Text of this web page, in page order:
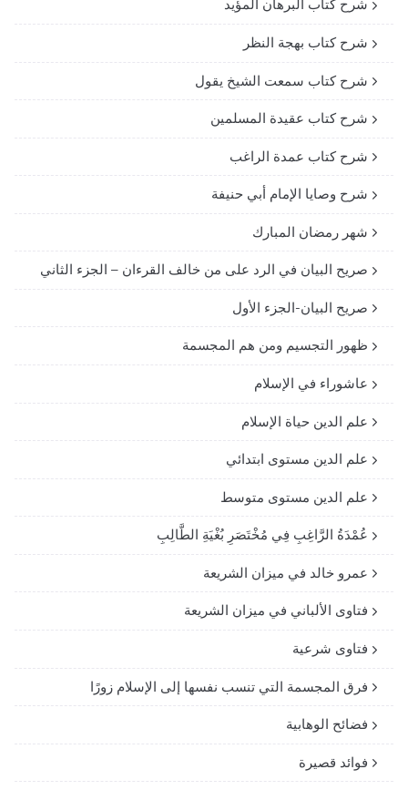
شرح كتاب البرهان المؤيد
شرح كتاب بهجة النظر
شرح كتاب سمعت الشيخ يقول
شرح كتاب عقيدة المسلمين
شرح كتاب عمدة الراغب
شرح وصايا الإمام أبي حنيفة
شهر رمضان المبارك
صريح البيان في الرد على من خالف القرءان – الجزء الثاني
صريح البيان-الجزء الأول
ظهور التجسيم ومن هم المجسمة
عاشوراء في الإسلام
علم الدين حياة الإسلام
علم الدين مستوى ابتدائي
علم الدين مستوى متوسط
عُمْدَةُ الرَّاغِبِ فِي مُخْتَصَرِ بُغْيَةِ الطَّالِبِ
عمرو خالد في ميزان الشريعة
فتاوى الألباني في ميزان الشريعة
فتاوى شرعية
فرق المجسمة التي تنسب نفسها إلى الإسلام زورًا
فضائح الوهابية
فوائد قصيرة